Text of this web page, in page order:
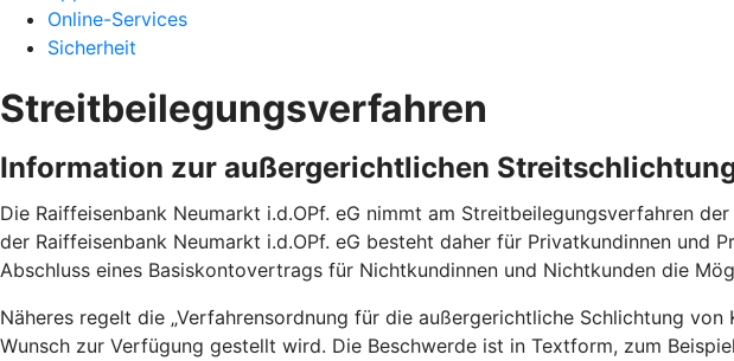
Online-Services
Sicherheit
Streitbeilegungsverfahren
Information zur außergerichtlichen
Die Raiffeisenbank Neumarkt i.d.OPf. eG nimmt am Streitbeilegungsverfahren
der Raiffeisenbank Neumarkt i.d.OPf. eG besteht daher für Privatkundinnen und
Abschluss eines Basiskontovertrags für Nichtkundinnen und Nichtkunden die
Näheres regelt die „Verfahrensordnung für die außergerichtliche Schlichtung
Wunsch zur Verfügung gestellt wird. Die Beschwerde ist in Textform, zum